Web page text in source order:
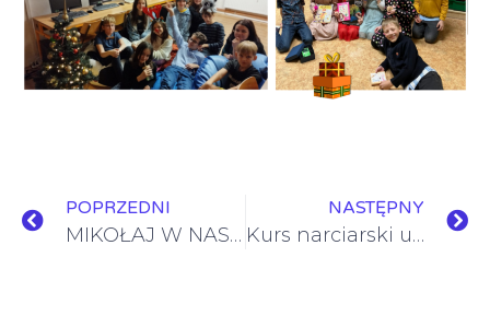
POPRZEDNI
MIKOŁAJ W NASZEJ SZKOLE, czyli mikołajki z klasą IX
NASTĘPNY
Kurs narciarski uczniów klas 7. – 9.